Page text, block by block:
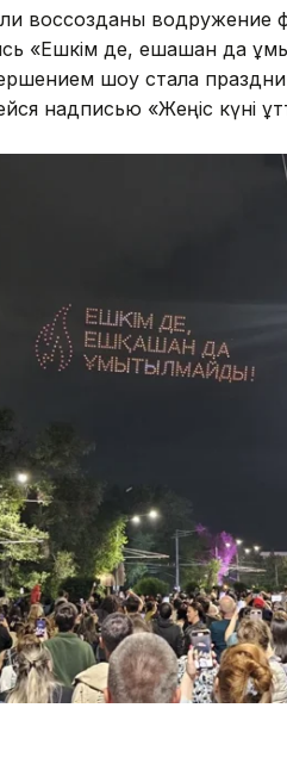
воссозданы водружение
«Ешкім де, ешқашан да
шоу стала
надписью «Жеңіс күні